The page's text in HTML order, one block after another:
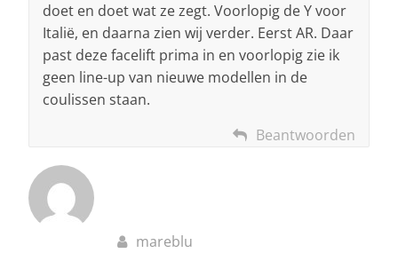
doet en doet wat ze zegt. Voorlopig de Y voor
Italië, en daarna zien wij verder. Eerst AR. Daar
past deze facelift prima in en voorlopig zie ik
geen line-up van nieuwe modellen in de
coulissen staan.
Beantwoorden
mareblu